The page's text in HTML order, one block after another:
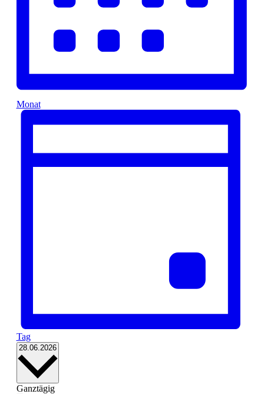
Monat
Tag
28.06.2026 Datum
Ganztägig